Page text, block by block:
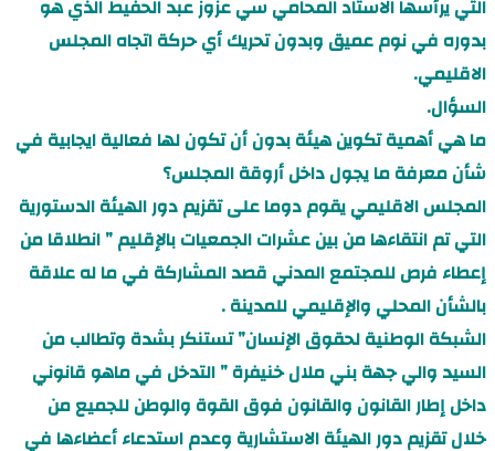
التي يرأسها الاستاد المحامي سي عزوز عبد الحفيط الذي هو
بدوره في نوم عميق وبدون تحريك أي حركة اتجاه المجلس
الاقليمي.
السؤال.
ما هي أهمية تكوين هيئة بدون أن تكون لها فعالية ايجابية في
شأن معرفة ما يجول داخل أروقة المجلس؟
المجلس الاقليمي يقوم دوما على تقزيم دور الهيئة الدستورية
التي تم انتقاءها من بين عشرات الجمعيات بالإقليم ” انطلاقا من
إعطاء فرص للمجتمع المدني قصد المشاركة في ما له علاقة
بالشأن المحلي والإقليمي للمدينة .
الشبكة الوطنية لحقوق الإنسان” تستنكر بشدة وتطالب من
السيد والي جهة بني ملال خنيفرة ” التدخل في ماهو قانوني
داخل إطار القانون والقانون فوق القوة والوطن للجميع من
خلال تقزيم دور الهيئة الاستشارية وعدم استدعاء أعضاءها في